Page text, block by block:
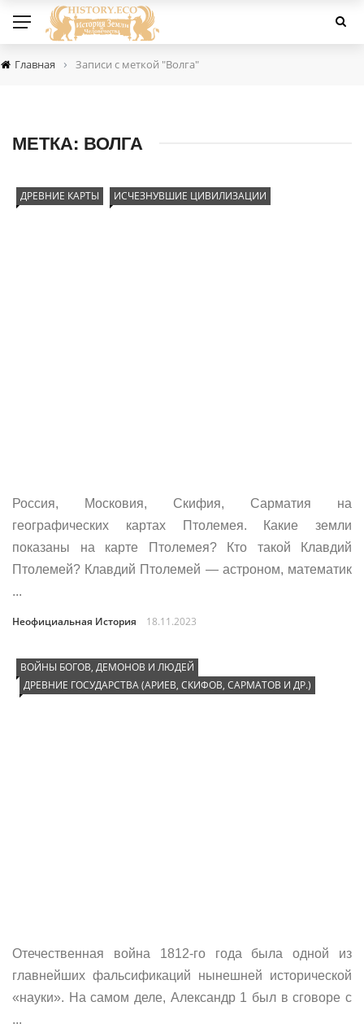
Главная › Записи с меткой "Волга"
МЕТКА: ВОЛГА
ДРЕВНИЕ КАРТЫ ИСЧЕЗНУВШИЕ ЦИВИЛИЗАЦИИ
Россия, Московия, Скифия, Сарматия на
географических картах Птолемея. Какие земли
показаны на карте Птолемея? Кто такой Клавдий
Птолемей? Клавдий Птолемей — астроном, математик
...
Неофициальная История 18.11.2023
ВОЙНЫ БОГОВ, ДЕМОНОВ И ЛЮДЕЙ
ДРЕВНИЕ ГОСУДАРСТВА (АРИЕВ, СКИФОВ, САРМАТОВ И ДР.)
Отечественная война 1812-го года была одной из
главнейших фальсификаций нынешней исторической
«науки». На самом деле, Александр 1 был в сговоре с
...